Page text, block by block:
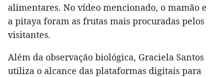
alimentares. No vídeo mencionado, o mamão e
a pitaya foram as frutas mais procuradas pelos
visitantes.
Além da observação biológica, Graciela Santos
utiliza o alcance das plataformas digitais para